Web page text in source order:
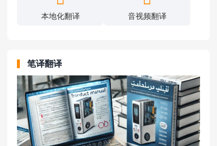
本地化翻译 音视频翻译
笔译翻译